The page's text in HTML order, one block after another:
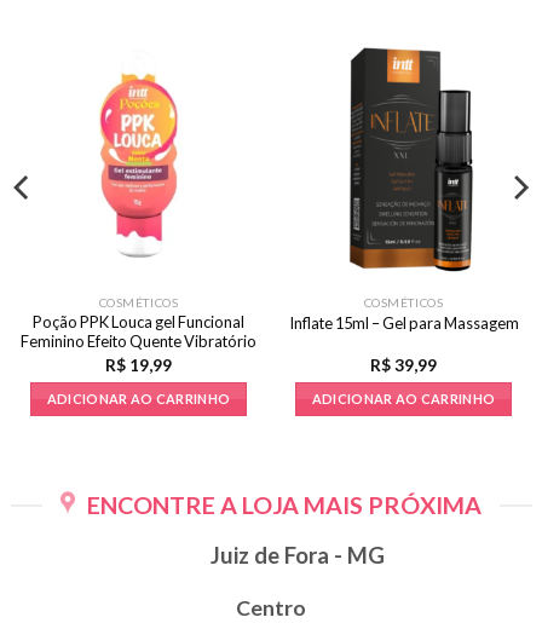
COSMÉTICOS
Poção PPK Louca gel Funcional
Feminino Efeito Quente Vibratório
Aroma Menta 15g
R$ 19,99
ADICIONAR AO CARRINHO
COSMÉTICOS
Inflate 15ml – Gel para Massagem
R$39,99
ADICIONAR AO CARRINHO
ENCONTRE A LOJA MAIS PRÓXIMA
Juiz de Fora - MG
Centro